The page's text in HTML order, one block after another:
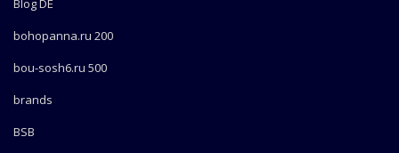
Blog DE
bohopanna.ru 200
bou-sosh6.ru 500
brands
BSB